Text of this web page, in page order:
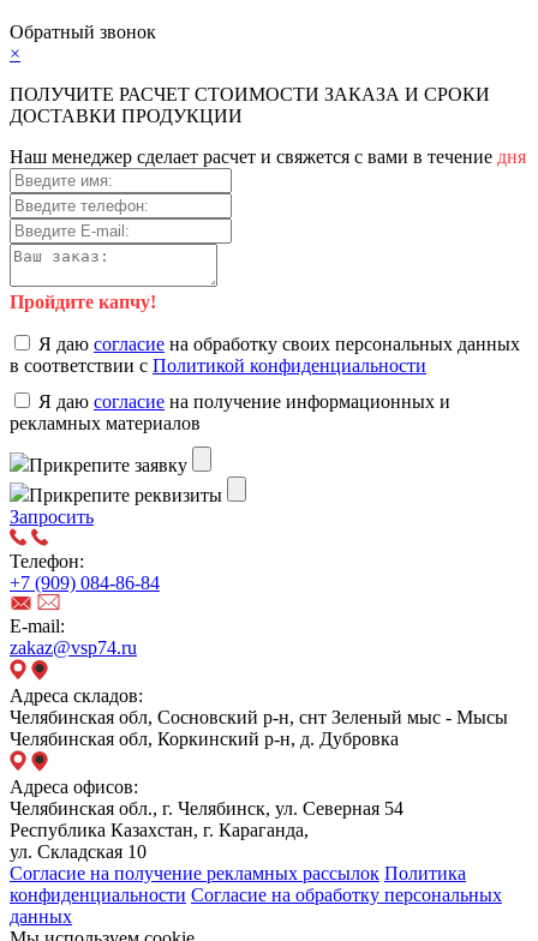
Обратный звонок
×
ПОЛУЧИТЕ РАСЧЕТ СТОИМОСТИ ЗАКАЗА И СРОКИ
ДОСТАВКИ ПРОДУКЦИИ
Наш менеджер сделает расчет и свяжется с вами в течение дня
Пройдите капчу!
Я даю согласие на обработку своих персональных данных
в соответствии с Политикой конфиденциальности
Я даю согласие на получение информационных и
рекламных материалов
Прикрепите заявку
Прикрепите реквизиты
Запросить
Телефон:
+7 (909) 084-86-84
E-mail:
zakaz@vsp74.ru
Адреса складов:
Челябинская обл, Сосновский р-н, снт Зеленый мыс - Мысы
Челябинская обл, Коркинский р-н, д. Дубровка
Адреса офисов:
Челябинская обл., г. Челябинск, ул. Северная 54
Республика Казахстан, г. Караганда,
ул. Складская 10
Согласие на получение рекламных рассылок Политика
конфиденциальности Согласие на обработку персональных
данных